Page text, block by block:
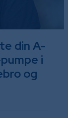
din A-
i
og